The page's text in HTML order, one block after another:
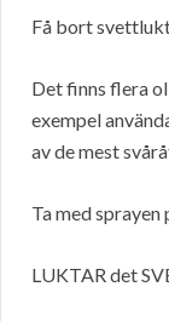
Få bort
Det finns flera
exempel
av de mest
Ta med sprayen
LUKTAR det